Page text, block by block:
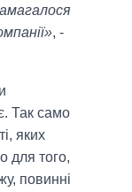
, -
Так само
яких
для того,
повинні